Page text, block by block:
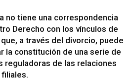
no tiene una correspondencia
Derecho con los vínculos de
a través del divorcio, puede
la constitución de una serie de
reguladoras de las relaciones